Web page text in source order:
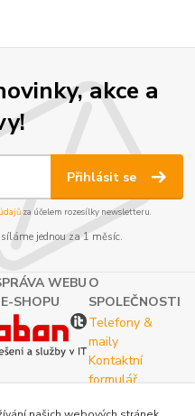
akce a
Přihlásit se
za účelem rozesílky newsletteru.
jednou za 1 měsíc.
WEBU
SHOPU
O
SPOLEČNOSTI
Telefony &
maily
Kontaktní
formulář